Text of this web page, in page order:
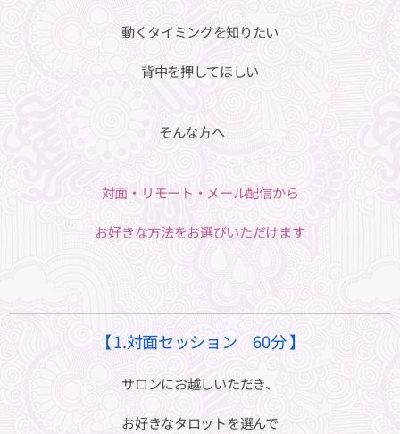
動くタイミングを知りたい
背中を押してほしい
そんな方へ🌼
対面・リモート・メール配信から
お好きな方法をお選びいただけます
【⁡⁡ 1.対面セッション 60分 ⁡】
サロンにお越しいただき、
お好きなタロットを選んで